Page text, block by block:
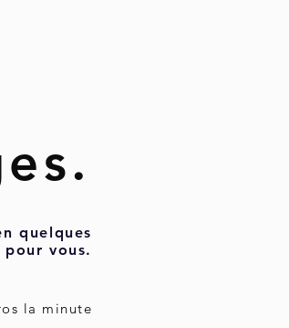
quelques
pour vous.
la minute